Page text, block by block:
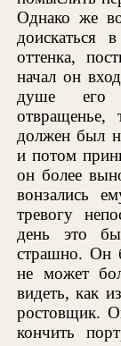
Однако же
доискаться
оттенка,
начал он
душе его
отвращенье,
должен был
и потом
он более
вонзались
тревогу
день это
страшно. Он
не может
видеть, как
ростовщик.
кончить